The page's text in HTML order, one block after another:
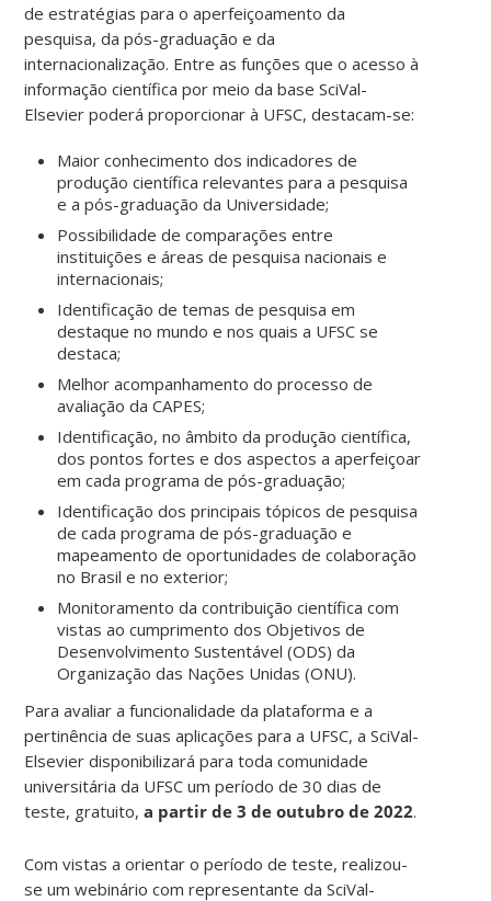
de estratégias para o aperfeiçoamento da
pesquisa, da pós-graduação e da
internacionalização. Entre as funções que o acesso à
informação científica por meio da base SciVal-
Elsevier poderá proporcionar à UFSC, destacam-se:
Maior conhecimento dos indicadores de
produção científica relevantes para a pesquisa
e a pós-graduação da Universidade;
Possibilidade de comparações entre
instituições e áreas de pesquisa nacionais e
internacionais;
Identificação de temas de pesquisa em
destaque no mundo e nos quais a UFSC se
destaca;
Melhor acompanhamento do processo de
avaliação da CAPES;
Identificação, no âmbito da produção científica,
dos pontos fortes e dos aspectos a aperfeiçoar
em cada programa de pós-graduação;
Identificação dos principais tópicos de pesquisa
de cada programa de pós-graduação e
mapeamento de oportunidades de colaboração
no Brasil e no exterior;
Monitoramento da contribuição científica com
vistas ao cumprimento dos Objetivos de
Desenvolvimento Sustentável (ODS) da
Organização das Nações Unidas (ONU).
Para avaliar a funcionalidade da plataforma e a
pertinência de suas aplicações para a UFSC, a SciVal-
Elsevier disponibilizará para toda comunidade
universitária da UFSC um período de 30 dias de
teste, gratuito,a partir de 3 de outubro de 2022.
Com vistas a orientar o período de teste, realizou-
se um webinário com representante da SciVal-